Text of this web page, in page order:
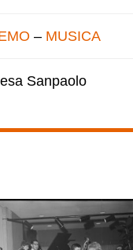
– MUSICA
Sanpaolo